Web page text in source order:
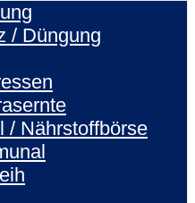
/ Düngung
/ Nährstoffbörse